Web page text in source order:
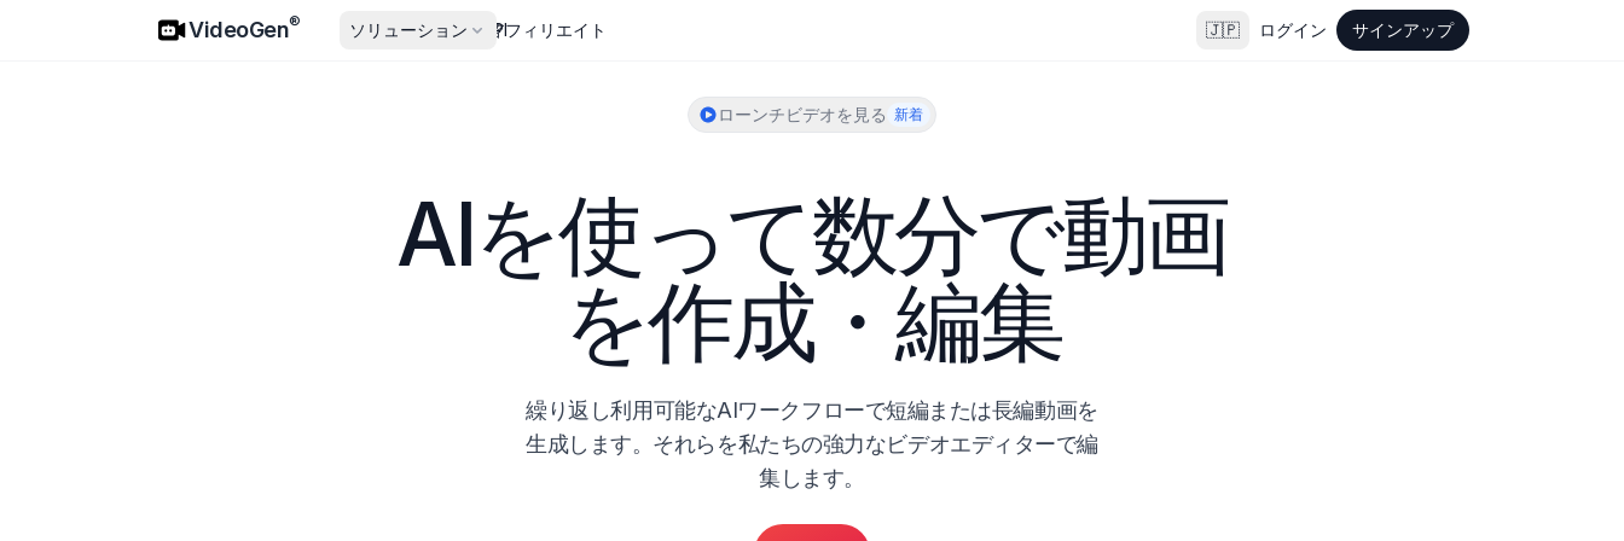
VideoGen
VideoGen® ソリューション 価格
APIアフィリエイト 🇯🇵 ログイン サインアップ
ローンチビデオを見る 新着
AIを使って数分で動画
を作成・編集
繰り返し利用可能なAIワークフローで短編または長編動画を
生成します。それらを私たちの強力なビデオエディターで編
集します。